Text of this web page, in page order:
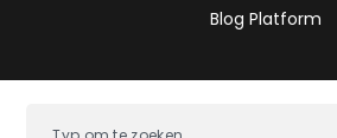
Blog Platform